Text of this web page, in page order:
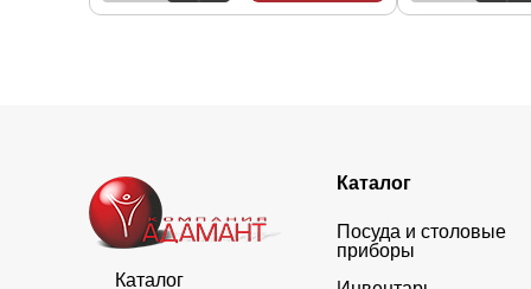
Каталог
Каталог
Посуда и столовые
приборы